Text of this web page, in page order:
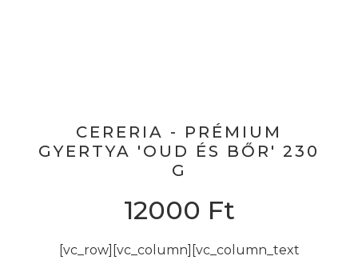
CERERIA - PRÉMIUM
GYERTYA 'OUD ÉS BŐR' 230
G
12000 Ft
[vc_row][vc_column][vc_column_text